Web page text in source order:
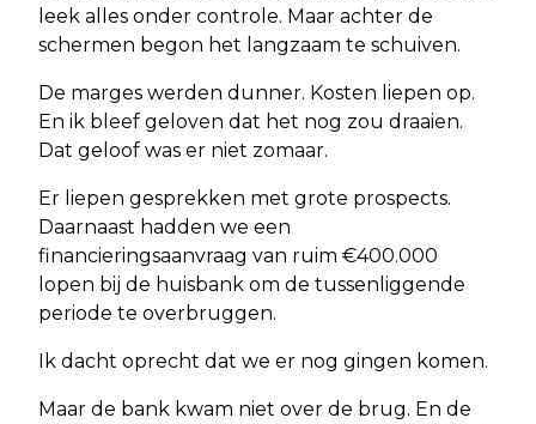
leek alles onder controle. Maar achter de
schermen begon het langzaam te schuiven.
De marges werden dunner. Kosten liepen op.
En ik bleef geloven dat het nog zou draaien.
Dat geloof was er niet zomaar.
Er liepen gesprekken met grote prospects.
Daarnaast hadden we een
financieringsaanvraag van ruim €400.000
lopen bij de huisbank om de tussenliggende
periode te overbruggen.
Ik dacht oprecht dat we er nog gingen komen.
Maar de bank kwam niet over de brug. En de